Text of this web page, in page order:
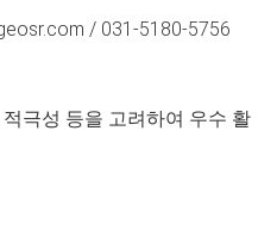
/ 031-5180-5756
극성 등을 고려하여 우수 활